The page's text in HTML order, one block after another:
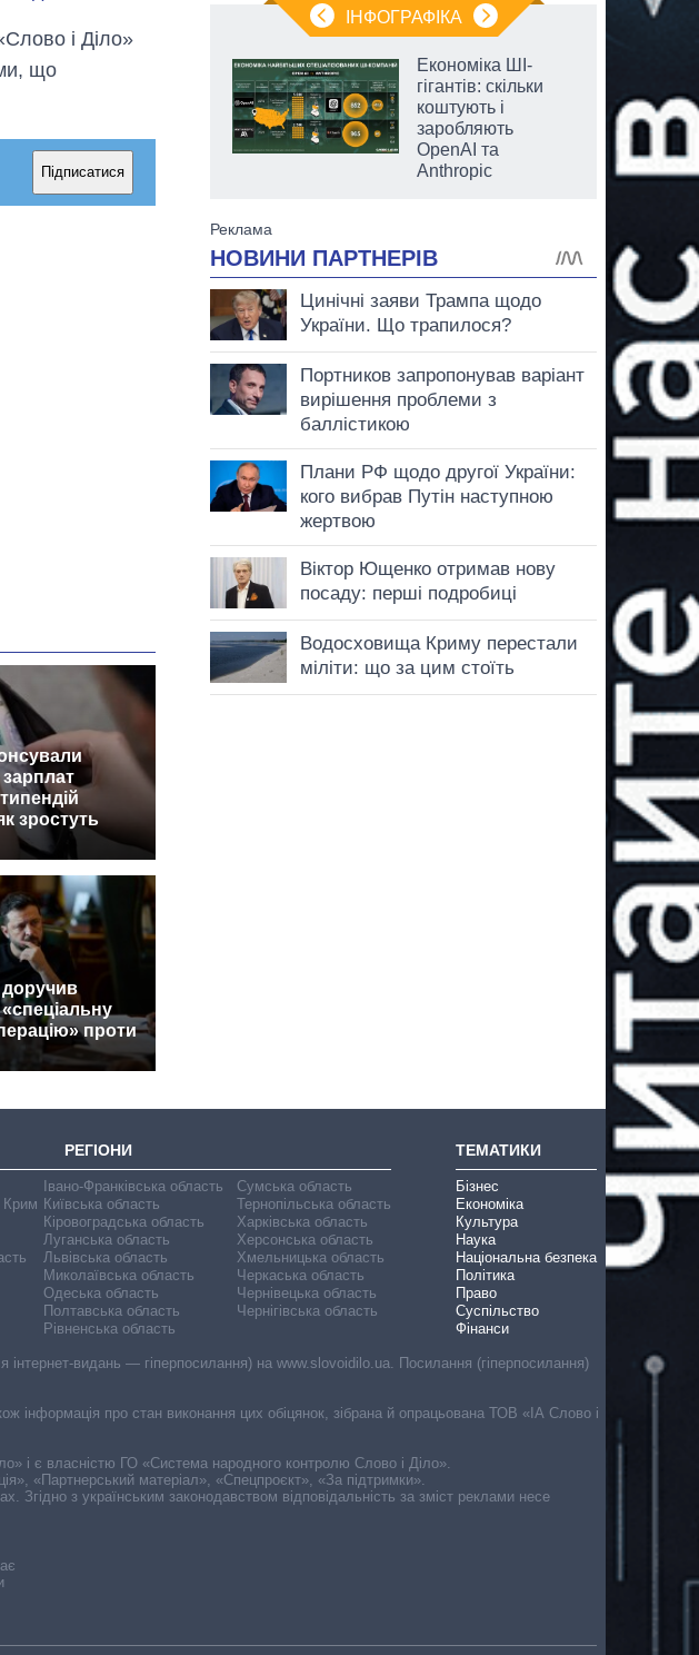
і Діло»
що
Підписатися
зростуть
проти
ІНФОГРАФІКА
Вісім масованих
ударів по Україні
головною ціллю
рф
Економіка ШІ-
гігантів: скільки
коштують і
заробляють
OpenAI та
Anthropic
РЕГІОНИ
Крим
Івано-Франківська область
Київська область
Кіровоградська область
Луганська область
Львівська область
Миколаївська область
Одеська область
Полтавська область
Рівненська область
Сумська область
Тернопільська область
Харківська область
Херсонська область
Хмельницька область
Черкаська область
Чернівецька область
Чернігівська область
ТЕМАТИКИ
Бізнес
Економіка
Культура
Наука
Національна безпека
Політика
Право
Суспільство
Фінанси
інтернет-видань — гіперпосилання) на www.slovoidilo.ua. Посилання (гіперпосилання)
інформація про стан виконання цих обіцянок, зібрана й опрацьована ТОВ «ІА Слово і
і є власністю ГО «Система народного контролю Слово і Діло».
«Партнерський матеріал», «Спецпроєкт», «За підтримки».
Згідно з українським законодавством відповідальність за зміст реклами несе